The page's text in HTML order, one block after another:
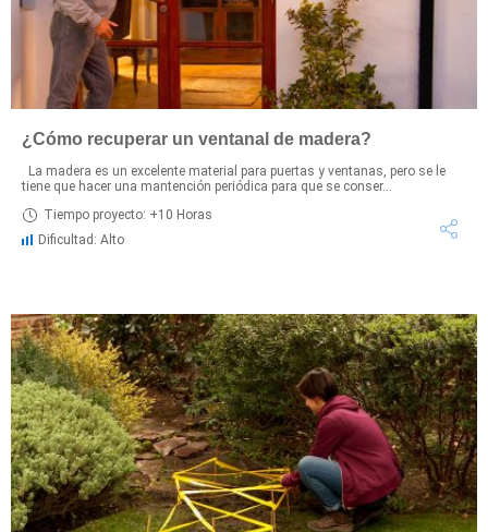
¿Cómo recuperar un ventanal de madera?
La madera es un excelente material para puertas y ventanas, pero se le
tiene que hacer una mantención periódica para que se conser...
Tiempo proyecto: +10 Horas
Dificultad: Alto